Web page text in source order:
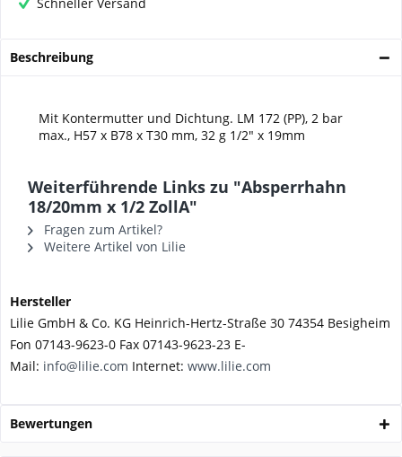
Beschreibung
Mit Kontermutter und Dichtung. LM 172 (PP), 2 bar
max., H57 x B78 x T30 mm, 32 g 1/2" x 19mm
Weiterführende Links zu "Absperrhahn
18/20mm x 1/2 ZollA"
Fragen zum Artikel?
Weitere Artikel von Lilie
Hersteller
Lilie GmbH & Co. KG Heinrich-Hertz-Straße 30 74354 Besigheim
Fon 07143-9623-0 Fax 07143-9623-23 E-
Mail: info@lilie.com Internet: www.lilie.com
Bewertungen